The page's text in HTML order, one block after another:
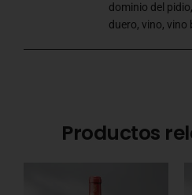
dominio del pidio,
duero, vino, vino
Productos